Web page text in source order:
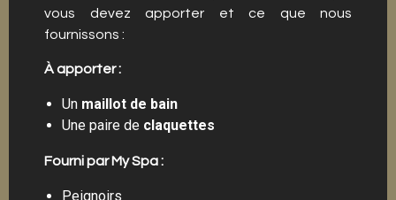
vous devez apporter et ce que nous
fournissons :
À apporter :
Un maillot de bain
Une paire de claquettes
Fourni par My Spa :
Peignoirs